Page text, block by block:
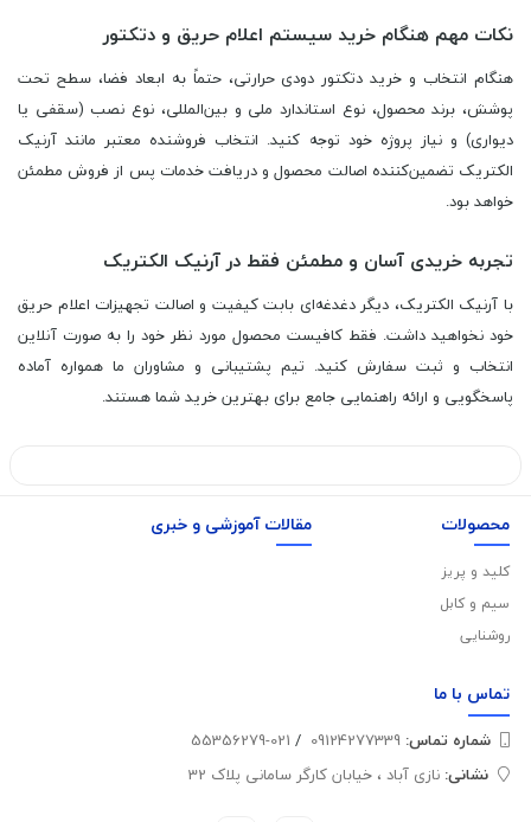
نکات مهم هنگام خرید سیستم اعلام حریق و دتکتور
هنگام انتخاب و خرید دتکتور دودی حرارتی، حتماً به ابعاد فضا، سطح تحت
پوشش، برند محصول، نوع استاندارد ملی و بین‌المللی، نوع نصب (سقفی یا
دیواری) و نیاز پروژه خود توجه کنید. انتخاب فروشنده معتبر مانند آرنیک
الکتریک تضمین‌کننده اصالت محصول و دریافت خدمات پس از فروش مطمئن
خواهد بود.
تجربه خریدی آسان و مطمئن فقط در آرنیک الکتریک
با آرنیک الکتریک، دیگر دغدغه‌ای بابت کیفیت و اصالت تجهیزات اعلام حریق
خود نخواهید داشت. فقط کافیست محصول مورد نظر خود را به صورت آنلاین
انتخاب و ثبت سفارش کنید. تیم پشتیبانی و مشاوران ما همواره آماده
پاسخگویی و ارائه راهنمایی جامع برای بهترین خرید شما هستند.
محصولات
کلید و پریز
سیم و کابل
روشنایی
مقالات آموزشی و خبری
تماس با ما
شماره تماس‌: /
021-55356279
نشانی: نازی آباد ، خیابان کارگر سامانی پلاک 32